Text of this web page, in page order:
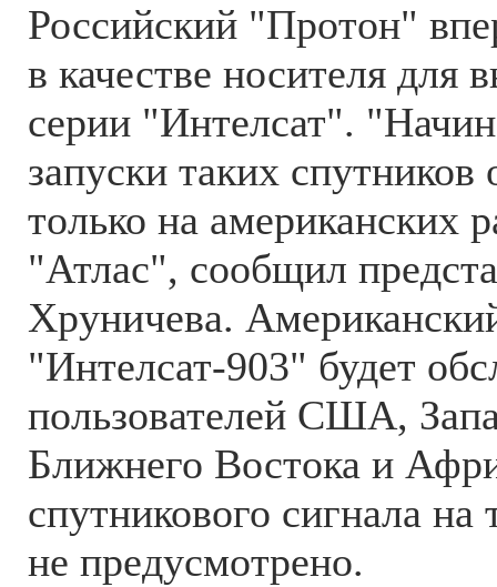
Российский "Протон"
в качестве носителя для
серии "Интелсат".
запуски таких спутников
только на американских
"Атлас", сообщил
Хруничева.
"Интелсат-903" будет
пользователей США,
Ближнего Востока и
спутникового сигнала
не предусмотрено.